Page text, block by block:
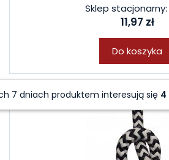
Sklep stacjonarny:
11,97 zł
Do koszyka
W ostatnich 7 dniach produktem